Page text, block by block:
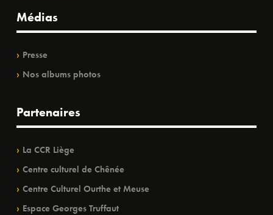
Médias
Presse
Nos albums photos
Partenaires
La CCR Liège
Centre culturel de Chênée
Centre Culturel Ourthe et Meuse
Espace Georges Truffaut